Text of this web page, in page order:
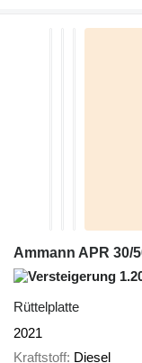
Ammann APR 30/
Rüttelplatte
2021
Kraftstoff Diesel